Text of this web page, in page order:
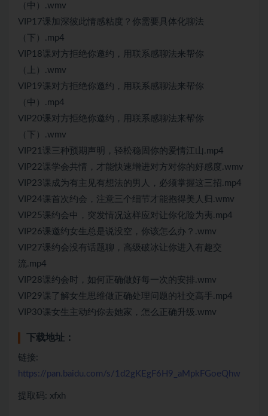
（中）.wmv
VIP17课加深彼此情感粘度？你需要具体化聊法
（下）.mp4
VIP18课对方拒绝你邀约，用联系感聊法来帮你
（上）.wmv
VIP19课对方拒绝你邀约，用联系感聊法来帮你
（中）.mp4
VIP20课对方拒绝你邀约，用联系感聊法来帮你
（下）.wmv
VIP21课三种预期声明，轻松稳固你的爱情江山.mp4
VIP22课学会共情，才能快速增进对方对你的好感度.wmv
VIP23课成为有主见有想法的男人，必须掌握这三招.mp4
VIP24课首次约会，注意三个细节才能抱得美人归.wmv
VIP25课约会中，突发情况这样应对让你化险为夷.mp4
VIP26课邀约女生总是说没空，你该怎么办？.wmv
VIP27课约会没有话题聊，高级破冰让你进入有趣交
流.mp4
VIP28课约会时，如何正确做好每一次的安排.wmv
VIP29课了解女生思维做正确处理问题的社交高手.mp4
VIP30课女生主动约你去她家，怎么正确升级.wmv
下载地址：
链接:
https://pan.baidu.com/s/1d2gKEgF6H9_aMpkFGoeQhw
提取码: xfxh